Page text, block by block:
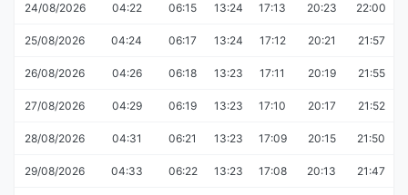
24/08/2026 04:22 06:15 13:24 17:13 20:23 22:00
25/08/2026 04:24 06:17 13:24 17:12 20:21 21:57
26/08/2026 04:26 06:18 13:23 17:11 20:19 21:55
27/08/2026 04:29 06:19 13:23 17:10 20:17 21:52
28/08/2026 04:31 06:21 13:23 17:09 20:15 21:50
29/08/2026 04:33 06:22 13:23 17:08 20:13 21:47